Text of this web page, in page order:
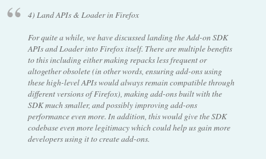
4) Land APIs & Loader in Firefox
For quite a while, we have discussed landing the Add-on SDK
APIs and Loader into Firefox itself. There are multiple benefits
to this including either making repacks less frequent or
altogether obsolete (in other words, ensuring add-ons using
these high-level APIs would always remain compatible through
different versions of Firefox), making add-ons built with the
SDK much smaller, and possibly improving add-ons
performance even more. In addition, this would give the SDK
codebase even more legitimacy which could help us gain more
developers using it to create add-ons.